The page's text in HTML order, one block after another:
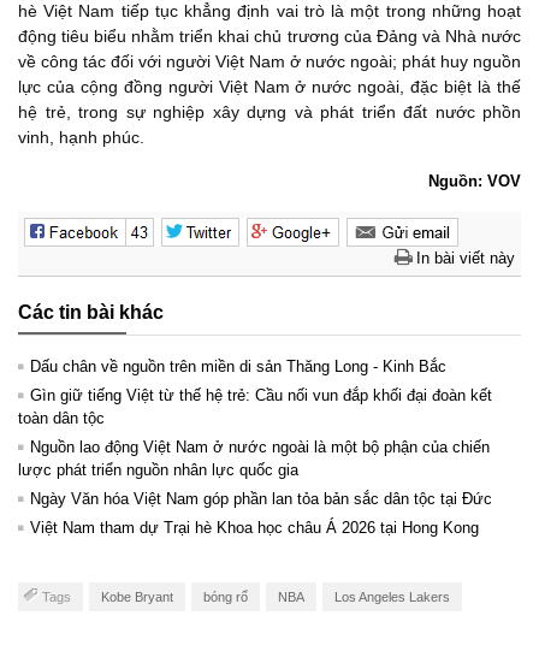
hè Việt Nam tiếp tục khẳng định vai trò là một trong những hoạt
động tiêu biểu nhằm triển khai chủ trương của Đảng và Nhà nước
về công tác đối với người Việt Nam ở nước ngoài; phát huy nguồn
lực của cộng đồng người Việt Nam ở nước ngoài, đặc biệt là thế
hệ trẻ, trong sự nghiệp xây dựng và phát triển đất nước phồn
vinh, hạnh phúc.
Nguồn: VOV
In bài viết này
Các tin bài khác
Dấu chân về nguồn trên miền di sản Thăng Long - Kinh Bắc
Gìn giữ tiếng Việt từ thế hệ trẻ: Cầu nối vun đắp khối đại đoàn kết
toàn dân tộc
Nguồn lao động Việt Nam ở nước ngoài là một bộ phận của chiến
lược phát triển nguồn nhân lực quốc gia
Ngày Văn hóa Việt Nam góp phần lan tỏa bản sắc dân tộc tại Đức ​
Việt Nam tham dự Trại hè Khoa học châu Á 2026 tại Hong Kong
Tags Kobe Bryant bóng rổ NBA Los Angeles Lakers